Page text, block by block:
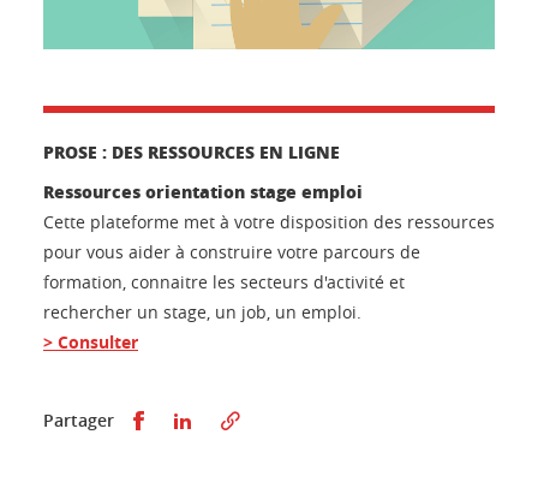
PROSE : DES RESSOURCES EN LIGNE
Ressources orientation stage emploi
Cette plateforme met à votre disposition des ressources
pour vous aider à construire votre parcours de
formation, connaitre les secteurs d'activité et
rechercher un stage, un job, un emploi.
> Consulter
Partager Partager sur Facebook
Partager sur LinkedIn